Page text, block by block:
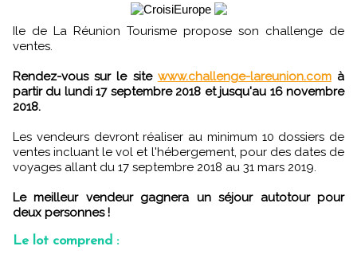
Ile de La Réunion Tourisme propose son challenge de
ventes.
Rendez-vous sur le site www.challenge-lareunion.com à
partir du lundi 17 septembre 2018 et jusqu'au 16 novembre
2018.
Les vendeurs devront réaliser au minimum 10 dossiers de
ventes incluant le vol et l'hébergement, pour des dates de
voyages allant du 17 septembre 2018 au 31 mars 2019.
Le meilleur vendeur gagnera un séjour autotour pour
deux personnes !
Le lot comprend :